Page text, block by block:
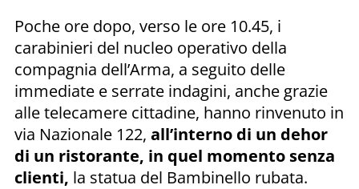
Poche ore dopo, verso le ore 10.45, i
carabinieri del nucleo operativo della
compagnia dell’Arma, a seguito delle
immediate e serrate indagini, anche grazie
alle telecamere cittadine, hanno rinvenuto in
via Nazionale 122, all’interno di un dehor
di un ristorante, in quel momento senza
clienti, la statua del Bambinello rubata.